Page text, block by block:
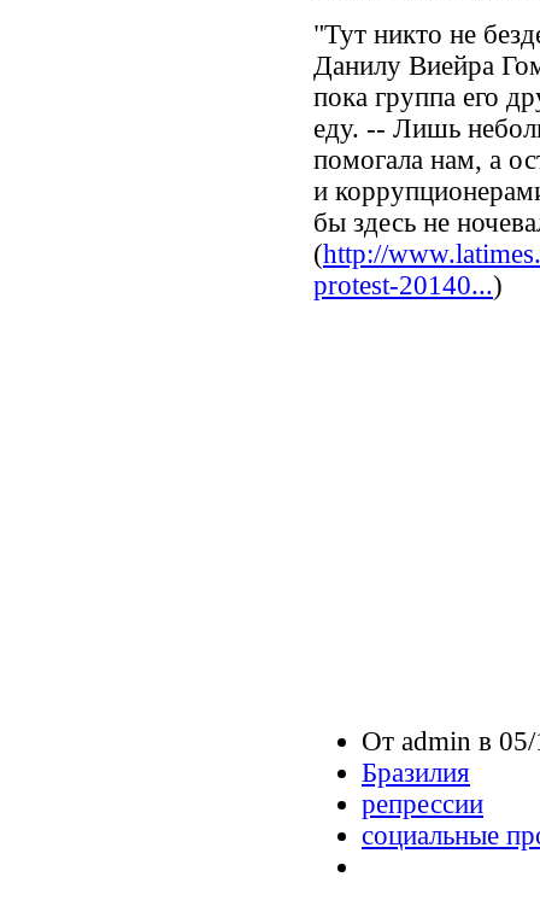
"Тут никто не
Данилу Виейра
пока группа его
еду. -- Лишь
помогала нам, а
и
бы здесь не
(http://
protest-20140...)
От admin в
Бразилия
репрессии
социальные